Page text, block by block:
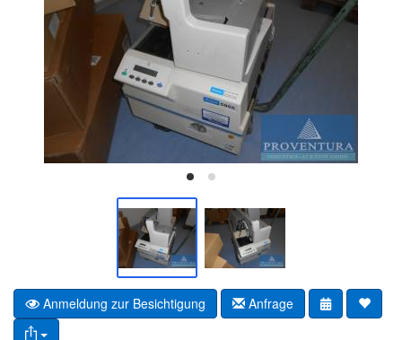
Anmeldung zur Besichtigung Anfrage